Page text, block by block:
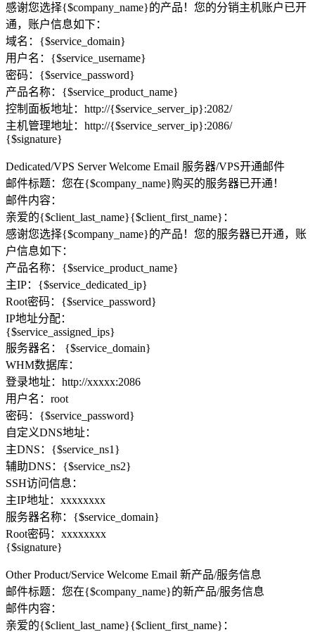
感谢您选择{$company_name}的产品！您的分销主机账户已开
通，账户信息如下：
域名：{$service_domain}
用户名：{$service_username}
密码：{$service_password}
产品名称：{$service_product_name}
控制面板地址：http://{$service_server_ip}:2082/
主机管理地址：http://{$service_server_ip}:2086/
{$signature}
Dedicated/VPS Server Welcome Email 服务器/VPS开通邮件
邮件标题：您在{$company_name}购买的服务器已开通！
邮件内容：
亲爱的{$client_last_name}{$client_first_name}：
感谢您选择{$company_name}的产品！您的服务器已开通，账
户信息如下：
产品名称：{$service_product_name}
主IP：{$service_dedicated_ip}
Root密码：{$service_password}
IP地址分配：
{$service_assigned_ips}
服务器名： {$service_domain}
WHM数据库：
登录地址：http://xxxxx:2086
用户名：root
密码：{$service_password}
自定义DNS地址：
主DNS：{$service_ns1}
辅助DNS：{$service_ns2}
SSH访问信息：
主IP地址：xxxxxxxx
服务器名称：{$service_domain}
Root密码：xxxxxxxx
{$signature}
Other Product/Service Welcome Email 新产品/服务信息
邮件标题：您在{$company_name}的新产品/服务信息
邮件内容：
亲爱的{$client_last_name}{$client_first_name}：